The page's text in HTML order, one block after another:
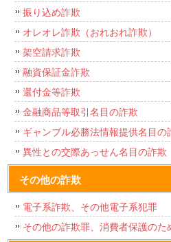
振り込め詐欺
オレオレ詐欺（おれおれ詐欺）
架空請求詐欺
融資保証金詐欺
還付金等詐欺
金融商品等取引名目の詐欺
ギャンブル必勝法情報提供名目の
異性との交際あっせん名目の詐欺
その他の詐欺
電子系詐欺、その他電子系犯罪
その他の詐欺罪、消費者保護のた